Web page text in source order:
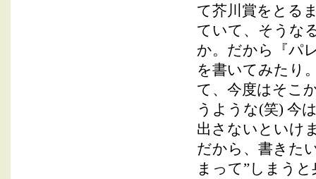
て芥川賞をとる
ていて、そうな
か。だから『パ
を書いてみたり
て、今度はそこ
うような(笑) 今
出さないといけ
だから、書きた
まって”しまう